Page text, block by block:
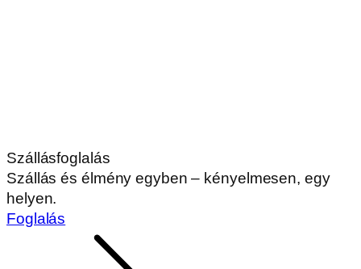
Szállásfoglalás
Szállás és élmény egyben – kényelmesen, egy
helyen.
Foglalás